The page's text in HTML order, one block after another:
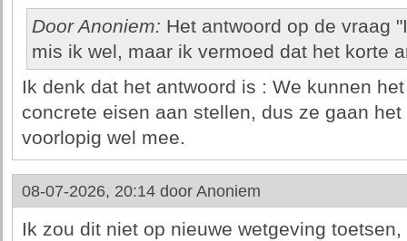
Door Anoniem: Het antwoord op de vraag
mis ik wel, maar ik vermoed dat het korte
Ik denk dat het antwoord is : We kunnen
concrete eisen aan stellen, dus ze gaan
voorlopig wel mee.
08-07-2026, 20:14 door Anoniem
Ik zou dit niet op nieuwe wetgeving